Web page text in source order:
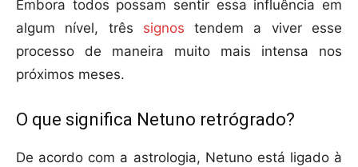
Embora todos possam sentir essa influência em
algum nível, três signostendem a viver esse
processo de maneira muito mais intensa nos
próximos meses.
O que significa Netuno retrógrado?
De acordo com a astrologia, Netuno está ligado à